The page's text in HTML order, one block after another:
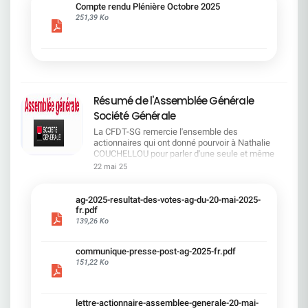
cadre du dialogue social.Bonne lecture !
Compte rendu Plénière Octobre 2025
251,39 Ko
Résumé de l'Assemblée Générale
Société Générale
La CFDT-SG remercie l'ensemble des
actionnaires qui ont donné pourvoir à Nathalie
COUCHELLOU pour parler d'une seule et même
voix.L'assemblée Générale s'est ouverte avec 4
souligné la forte amélioration en 2024 de tous les
facteurs financiers et le premier trimestre 2025
encourageant.Le Directeur Général, Slawomir
solide. Etre une banque simple et intégrée. Etre
une banque efficace. Etre une banque rentable. Le
22 mai 25
ag-2025-resultat-des-votes-ag-du-20-mai-2025-
fr.pdf
139,26 Ko
communique-presse-post-ag-2025-fr.pdf
151,22 Ko
lettre-actionnaire-assemblee-generale-20-mai-